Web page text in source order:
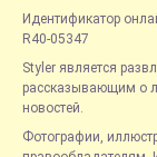
Идентификатор
R40-05347
Styler является
рассказывающим о
новостей.
Фотографии,